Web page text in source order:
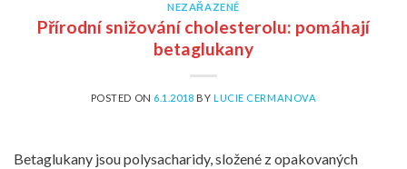
NEZAŘAZENÉ
Přírodní snižování cholesterolu: pomáhají
betaglukany
POSTED ON 6.1.2018 BY LUCIE CERMANOVA
Betaglukany jsou polysacharidy, složené z opakovaných